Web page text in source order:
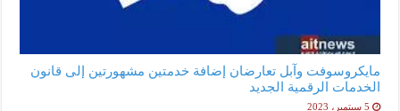
مايكروسوفت وآبل تعارضان إضافة خدمتين مشهورتين إلى قانون
الخدمات الرقمية الجديد
5 سبتمبر، 2023